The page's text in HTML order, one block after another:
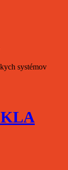
systémov